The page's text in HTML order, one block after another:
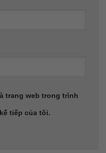
trang web trong trình
tiếp của tôi.